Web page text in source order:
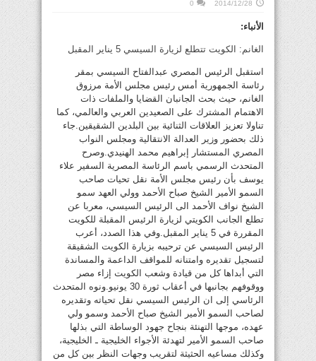
2014/12/28
0
الأنباء:
الغانم: الكويت تتطلع لزيارة السيسي 5 يناير المقبل
استقبل الرئيس المصري عبدالفتاح السيسي بمقر
رئاسة الجمهورية أمس رئيس مجلس الأمة مرزوق
الغانم، حيث بحث الجانبان القضايا والملفات ذات
الاهتمام المشترك على الصعيدين العربي والعالمي، كما
تناولا تعزيز العلاقات الثنائية بين البلدين الشقيقين.جاء
ذلك بحضور وزير العدالة الانتقالية ومجلس النواب
المصري المستشار إبراهيم محمد الهنيدي.وصرح
المتحدث الرسمي باسم الرئاسة المصرية السفير علاء
يوسف بأن رئيس مجلس الأمة نقل تحيات صاحب
السمو الأمير الشيخ صباح الأحمد وولي العهد سمو
الشيخ نواف الأحمد الى الرئيس السيسي، معربا عن
تطلع الجانب الكويتي لزيارة الرئيس المقبلة للكويت
المقررة في 5 يناير المقبل.وفي هذا الصدد، أعرب
الرئيس السيسي عن ترحيبه بزيارة الكويت الشقيقة
لتسجيل تقديره وامتنانه للمواقف الداعمة والمساندة
التي أبداها كل من قيادة وشعب الكويت إزاء مصر
ووقوفهم بجانبها في أعقاب ثورة 30 يونيو.ونوه المتحدث
الرئاسي إلى ان الرئيس السيسي نقل تحياته وتقديره
لصاحب السمو الأمير الشيخ صباح الأحمد وسمو ولي
عهده، موجها التهنئة بنجاح جهود الوساطة التي بذلها
صاحب السمو الأمير لتهدئة الأجواء الخليجية ـ الخليجية،
وكذلك مساعيه الحثيثة لتقريب وجهات النظر بين كل من